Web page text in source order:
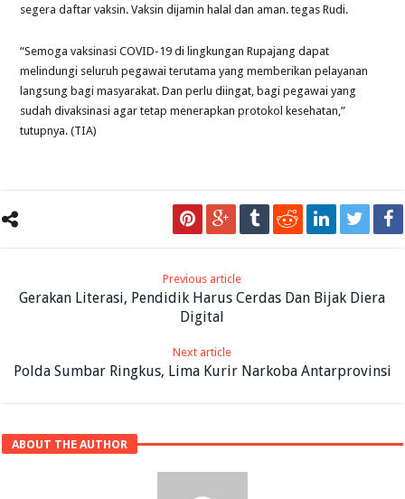
segera daftar vaksin. Vaksin dijamin halal dan aman. tegas Rudi.
“Semoga vaksinasi COVID-19 di lingkungan Rupajang dapat
melindungi seluruh pegawai terutama yang memberikan pelayanan
langsung bagi masyarakat. Dan perlu diingat, bagi pegawai yang
sudah divaksinasi agar tetap menerapkan protokol kesehatan,”
tutupnya. (TIA)
Previous article
Gerakan Literasi, Pendidik Harus Cerdas Dan Bijak Diera
Digital
Next article
Polda Sumbar Ringkus, Lima Kurir Narkoba Antarprovinsi
ABOUT THE AUTHOR